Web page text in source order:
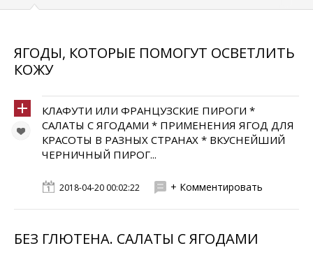
ЯГОДЫ, КОТОРЫЕ ПОМОГУТ ОСВЕТЛИТЬ
КОЖУ
КЛАФУТИ ИЛИ ФРАНЦУЗСКИЕ ПИРОГИ *
САЛАТЫ С ЯГОДАМИ * ПРИМЕНЕНИЯ ЯГОД ДЛЯ
КРАСОТЫ В РАЗНЫХ СТРАНАХ * ВКУСНЕЙШИЙ
ЧЕРНИЧНЫЙ ПИРОГ...
2018-04-20 00:02:22 + Комментировать
БЕЗ ГЛЮТЕНА. САЛАТЫ С ЯГОДАМИ